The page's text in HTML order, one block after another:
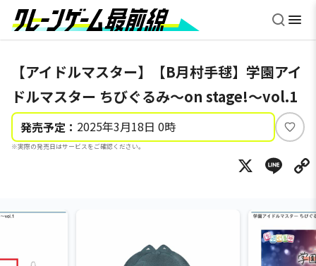
【アイドルマスター】【B月村手毬】学園アイ
ドルマスター ちびぐるみ～on stage!～vol.1
発売予定： 2025年3月18日 0時
※実際の発売日はサービスをご確認ください。
い
ね
X